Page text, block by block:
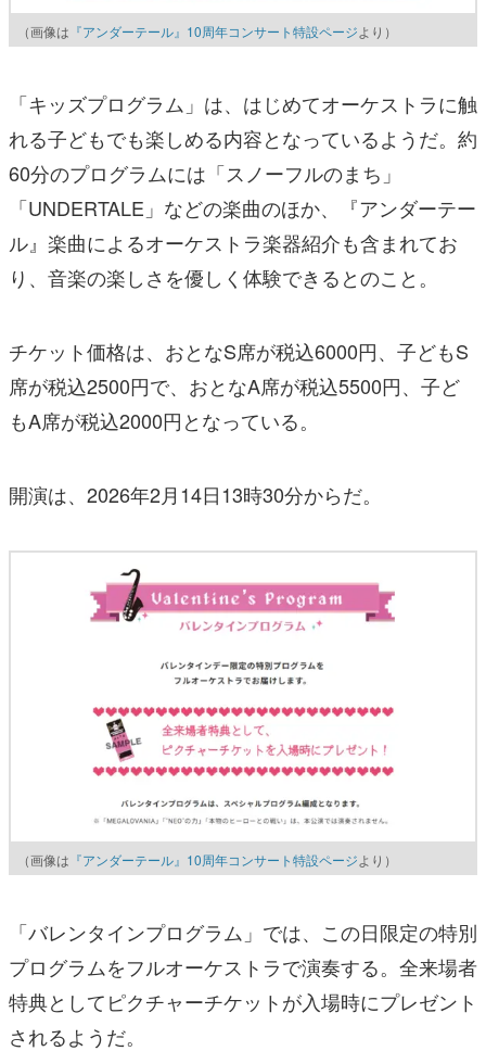
（画像は 『アンダーテール』10周年コンサート特設ページより）
「キッズプログラム」は、はじめてオーケストラに触
れる子どもでも楽しめる内容となっているようだ。約
60分のプログラムには「スノーフルのまち」
「UNDERTALE」などの楽曲のほか、『アンダーテー
ル』楽曲によるオーケストラ楽器紹介も含まれてお
り、音楽の楽しさを優しく体験できるとのこと。
チケット価格は、おとなS席が税込6000円、子どもS
席が税込2500円で、おとなA席が税込5500円、子ど
もA席が税込2000円となっている。
開演は、2026年2月14日13時30分からだ。
（画像は 『アンダーテール』10周年コンサート特設ページより）
「バレンタインプログラム」では、この日限定の特別
プログラムをフルオーケストラで演奏する。全来場者
特典としてピクチャーチケットが入場時にプレゼント
されるようだ。